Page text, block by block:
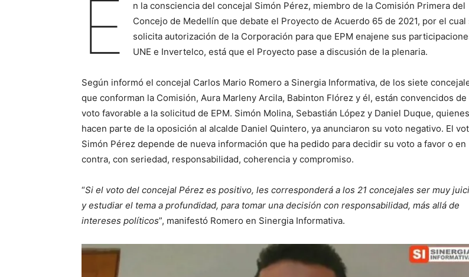
E
n la consciencia del concejal Simón Pérez, miembro de la Comisión Primera del
Concejo de Medellín que debate el Proyecto de Acuerdo 65 de 2021, por el cual
solicita autorización de la Corporación para que EPM enajene sus
UNE e Invertelco, está que el Proyecto pase a discusión de la plenaria.
Según informó el concejal Carlos Mario Romero a Sinergia Informativa, de los siete
que conforman la Comisión, Aura Marleny Arcila, Babinton Flórez y él, están convencidos de
voto favorable a la solicitud de EPM. Simón Molina, Sebastián López y Daniel Duque, quienes
hacen parte de la oposición al alcalde Daniel Quintero, ya anunciaron su voto negativo. El
Simón Pérez depende de nueva información que ha pedido para decidir su voto a favor o en
contra, con seriedad, responsabilidad, coherencia y compromiso.
“Si el voto del concejal Pérez es positivo, les corresponderá a los 21 concejales ser muy
y estudiar el tema a profundidad, para tomar una decisión con responsabilidad, más allá de
intereses políticos”, manifestó Romero en Sinergia Informativa.